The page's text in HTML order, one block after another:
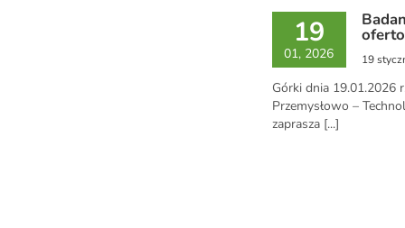
19
01, 2026 19
Górki dnia 19.01.2026
Przemysłowo –
zaprasza [...]